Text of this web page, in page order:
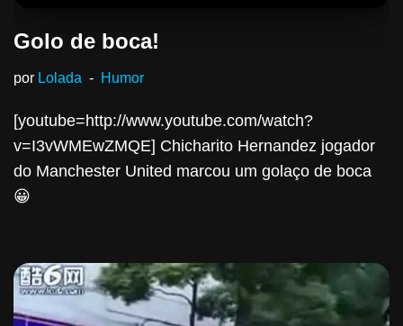
Golo de boca!
por Lolada Humor
[youtube=http://www.youtube.com/watch?
v=I3vWMEwZMQE] Chicharito Hernandez jogador
do Manchester United marcou um golaço de boca
😀